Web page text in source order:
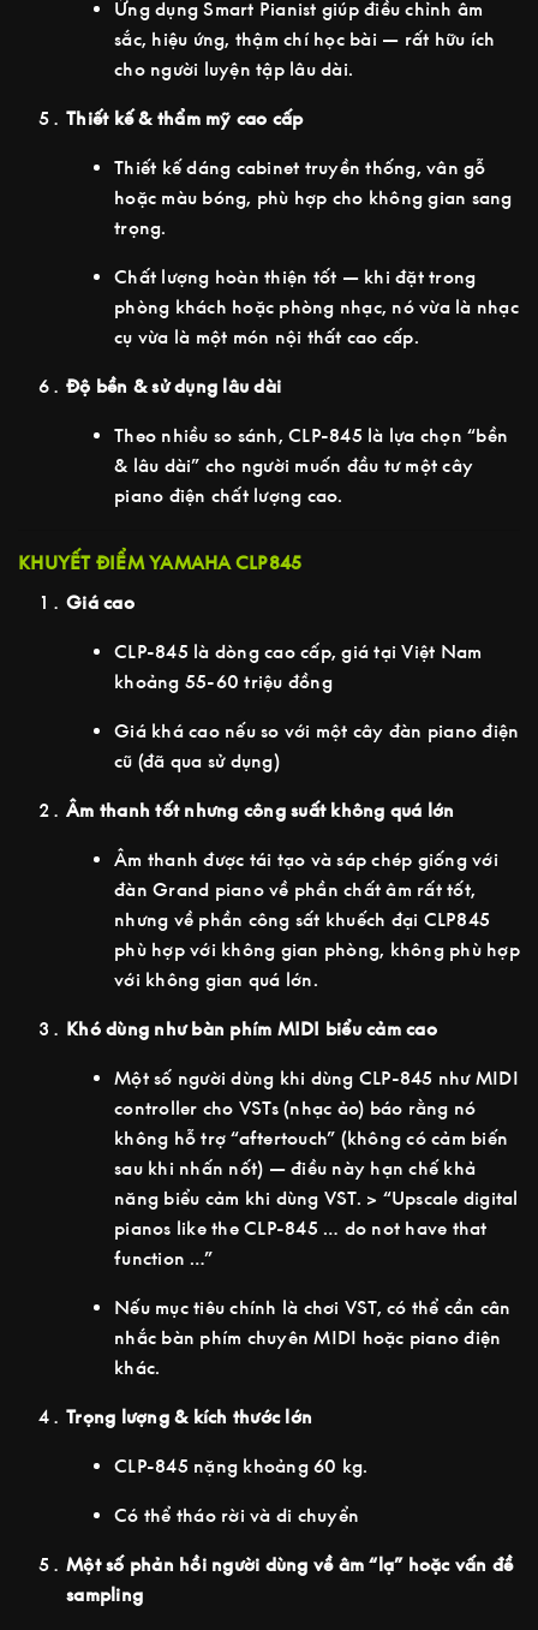
Ứng dụng Smart Pianist giúp điều chỉnh âm
sắc, hiệu ứng, thậm chí học bài — rất hữu ích
cho người luyện tập lâu dài.
Thiết kế & thẩm mỹ cao cấp
Thiết kế dáng cabinet truyền thống, vân gỗ
hoặc màu bóng, phù hợp cho không gian sang
trọng.
Chất lượng hoàn thiện tốt — khi đặt trong
phòng khách hoặc phòng nhạc, nó vừa là nhạc
cụ vừa là một món nội thất cao cấp.
Độ bền & sử dụng lâu dài
Theo nhiều so sánh, CLP-845 là lựa chọn “bền
& lâu dài” cho người muốn đầu tư một cây
piano điện chất lượng cao.
KHUYẾT ĐIỂM YAMAHA CLP845
Giá cao
CLP-845 là dòng cao cấp, giá tại Việt Nam
khoảng 55-60 triệu đồng
Giá khá cao nếu so với một cây đàn piano điện
cũ (đã qua sử dụng)
Âm thanh tốt nhưng công suất không quá lớn
Âm thanh được tái tạo và sáp chép giống với
đàn Grand piano về phần chất âm rất tốt,
nhưng về phần công sất khuếch đại CLP845
phù hợp với không gian phòng, không phù hợp
với không gian quá lớn.
Khó dùng như bàn phím MIDI biểu cảm cao
Một số người dùng khi dùng CLP-845 như MIDI
controller cho VSTs (nhạc ảo) báo rằng nó
không hỗ trợ “aftertouch” (không có cảm biến
sau khi nhấn nốt) — điều này hạn chế khả
năng biểu cảm khi dùng VST. > “Upscale digital
pianos like the CLP-845 … do not have that
function …”
Nếu mục tiêu chính là chơi VST, có thể cần cân
nhắc bàn phím chuyên MIDI hoặc piano điện
khác.
Trọng lượng & kích thước lớn
CLP-845 nặng khoảng 60 kg.
Có thể tháo rời và di chuyển
Một số phản hồi người dùng về âm “lạ” hoặc vấn đề
sampling